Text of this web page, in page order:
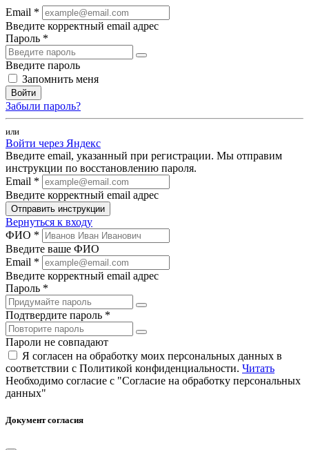
Email *
Введите корректный email адрес
Пароль *
Введите пароль
Запомнить меня
Войти
Забыли пароль?
или
Войти через Яндекс
Введите email, указанный при регистрации. Мы отправим
инструкции по восстановлению пароля.
Email *
Введите корректный email адрес
Отправить инструкции
Вернуться к входу
ФИО *
Введите ваше ФИО
Email *
Введите корректный email адрес
Пароль *
Подтвердите пароль *
Пароли не совпадают
Я согласен на обработку моих персональных данных в
соответствии с Политикой конфиденциальности. Читать
Необходимо согласие с "Согласие на обработку персональных
данных"
Документ согласия